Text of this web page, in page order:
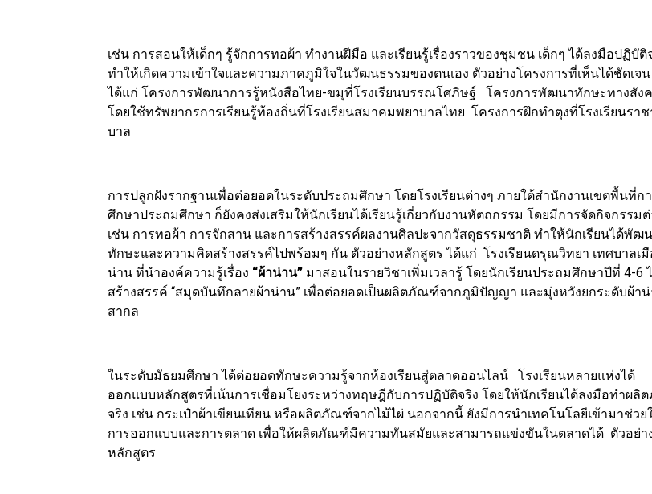
เช่น การสอนให้เด็กๆ รู้จักการทอผ้า ทำงานฝีมือ และเรียนรู้เรื่องราวของชุมชน เด็กๆ ได้ลงมือปฏิบัติ
ทำให้เกิดความเข้าใจและความภาคภูมิใจในวัฒนธรรมของตนเอง ตัวอย่างโครงการที่เห็นได้ชัดเจน
ได้แก่ โครงการพัฒนาการรู้หนังสือไทย-ขมุที่โรงเรียนบรรณโศภิษฐ์ โครงการพัฒนาทักษะทางสัง
โดยใช้ทรัพยากรการเรียนรู้ท้องถิ่นที่โรงเรียนสมาคมพยาบาลไทย โครงการฝึกทำตุงที่โรงเรียนรา
บาล
การปลูกฝังรากฐานเพื่อต่อยอดในระดับประถมศึกษา โดยโรงเรียนต่างๆ ภายใต้สำนักงานเขตพื้นที่ก
ศึกษาประถมศึกษา ก็ยังคงส่งเสริมให้นักเรียนได้เรียนรู้เกี่ยวกับงานหัตถกรรม โดยมีการจัดกิจกรรมต่
เช่น การทอผ้า การจักสาน และการสร้างสรรค์ผลงานศิลปะจากวัสดุธรรมชาติ ทำให้นักเรียนได้พัฒ
ทักษะและความคิดสร้างสรรค์ไปพร้อมๆ กัน ตัวอย่างหลักสูตร ได้แก่ โรงเรียนดรุณวิทยา เทศบาลเมื
น่าน ที่นำองค์ความรู้เรื่อง “ผ้าน่าน” มาสอนในรายวิชาเพิ่มเวลารู้ โดยนักเรียนประถมศึกษาปีที่ 4-6
สร้างสรรค์ “สมุดบันทึกลายผ้าน่าน” เพื่อต่อยอดเป็นผลิตภัณฑ์จากภูมิปัญญา และมุ่งหวังยกระดับผ้า
สากล
ในระดับมัธยมศึกษา ได้ต่อยอดทักษะความรู้จากห้องเรียนสู่ตลาดออนไลน์ โรงเรียนหลายแห่งได้
ออกแบบหลักสูตรที่เน้นการเชื่อมโยงระหว่างทฤษฎีกับการปฏิบัติจริง โดยให้นักเรียนได้ลงมือทำผลิ
จริง เช่น กระเป๋าผ้าเขียนเทียน หรือผลิตภัณฑ์จากไม้ไผ่ นอกจากนี้ ยังมีการนำเทคโนโลยีเข้ามาช่วย
การออกแบบและการตลาด เพื่อให้ผลิตภัณฑ์มีความทันสมัยและสามารถแข่งขันในตลาดได้ ตัวอย่า
หลักสูตร